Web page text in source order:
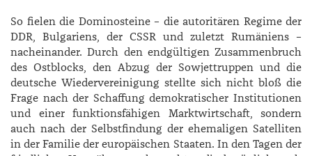
So fielen die Dominosteine – die autoritären Regime der
DDR, Bulgariens, der CSSR und zuletzt Rumäniens –
nacheinander. Durch den endgültigen Zusammenbruch
des Ostblocks, den Abzug der Sowjettruppen und die
deutsche Wiedervereinigung stellte sich nicht bloß die
Frage nach der Schaffung demokratischer Institutionen
und einer funktionsfähigen Marktwirtschaft, sondern
auch nach der Selbstfindung der ehemaligen Satelliten
in der Familie der europäischen Staaten. In den Tagen der